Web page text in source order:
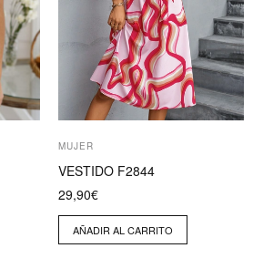
MUJER
VESTIDO F2844
29,90€
AÑADIR AL CARRITO